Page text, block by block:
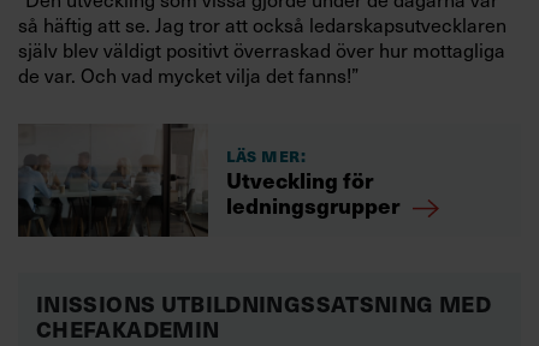
så häftig att se. Jag tror att också ledarskapsutvecklaren
själv blev väldigt positivt överraskad över hur mottagliga
de var. Och vad mycket vilja det fanns!”
Läs mer:
Utveckling för
ledningsgrupper
INISSIONS UTBILDNINGSSATSNING MED
CHEFAKADEMIN